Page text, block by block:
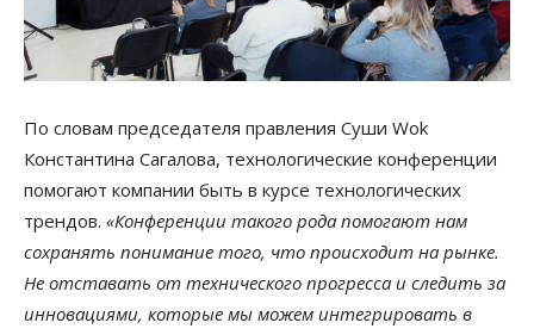
По словам председателя правления Суши Wok
Константина Сагалова, технологические конференции
помогают компании быть в курсе технологических
трендов. «Конференции такого рода помогают нам
сохранять понимание того, что происходит на рынке.
Не отставать от технического прогресса и следить за
инновациями, которые мы можем интегрировать в